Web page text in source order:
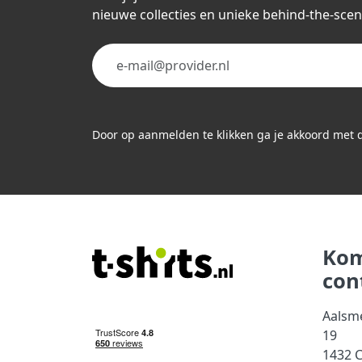
nieuwe collecties en unieke behind-the-
Door op aanmelden te klikken ga je akkoord met
19
1432